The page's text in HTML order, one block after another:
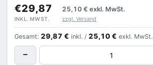
€29,87 25,10 € exkl. MwSt.
INKL. MWST. zzgl. Versand
Gesamt: 29,87 € inkl. / 25,10 € exkl. MwSt.
−